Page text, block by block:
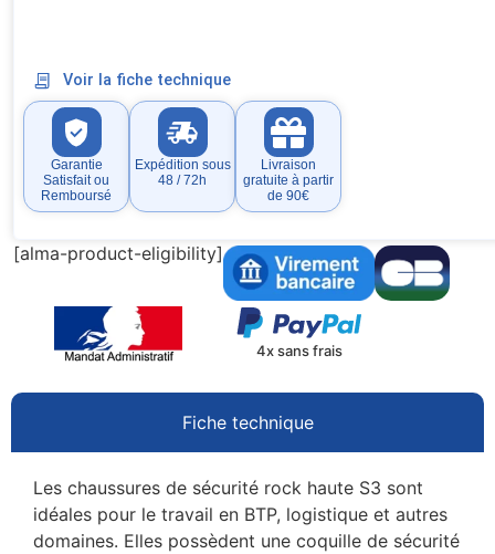
Voir la fiche technique
Garantie
Satisfait ou
Remboursé
Expédition sous
48 / 72h
Livraison
gratuite à partir
de 90€
[alma-product-eligibility]
4x sans frais
Fiche technique
Les chaussures de sécurité rock haute S3 sont
idéales pour le travail en BTP, logistique et autres
domaines. Elles possèdent une coquille de sécurité